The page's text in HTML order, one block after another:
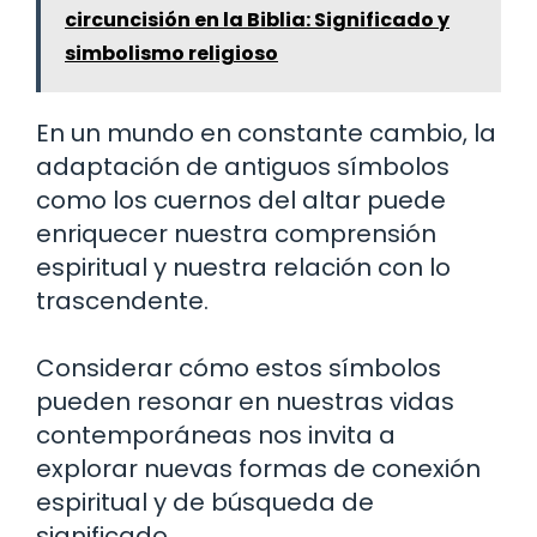
circuncisión en la Biblia: Significado y
simbolismo religioso
En un mundo en constante cambio, la
adaptación de antiguos símbolos
como los cuernos del altar puede
enriquecer nuestra comprensión
espiritual y nuestra relación con lo
trascendente.
Considerar cómo estos símbolos
pueden resonar en nuestras vidas
contemporáneas nos invita a
explorar nuevas formas de conexión
espiritual y de búsqueda de